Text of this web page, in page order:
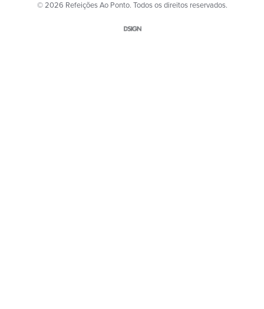
© 2026 Refeições Ao Ponto. Todos os direitos reservados.
Website por D-SIGN